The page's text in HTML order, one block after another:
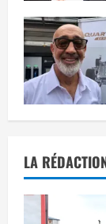
LA